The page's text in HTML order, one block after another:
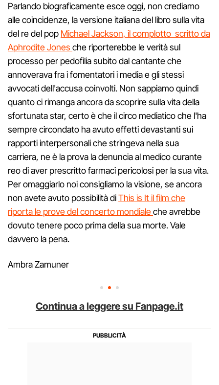
Parlando biograficamente esce oggi, non crediamo
alle coincidenze, la versione italiana del libro sulla vita
del re del pop Michael Jackson, il complotto scritto da
Aphrodite Jones che riporterebbe le verità sul
processo per pedofilia subito dal cantante che
annoverava fra i fomentatori i media e gli stessi
avvocati dell'accusa coinvolti. Non sappiamo quindi
quanto ci rimanga ancora da scoprire sulla vita della
sfortunata star, certo è che il circo mediatico che l'ha
sempre circondato ha avuto effetti devastanti sui
rapporti interpersonali che stringeva nella sua
carriera, ne è la prova la denuncia al medico curante
reo di aver prescritto farmaci pericolosi per la sua vita.
Per omaggiarlo noi consigliamo la visione, se ancora
non avete avuto possibilità diThis is It il film che
riporta le prove del concerto mondialeche avrebbe
dovuto tenere poco prima della sua morte. Vale
davvero la pena.
Ambra Zamuner
Continua a leggere su Fanpage.it